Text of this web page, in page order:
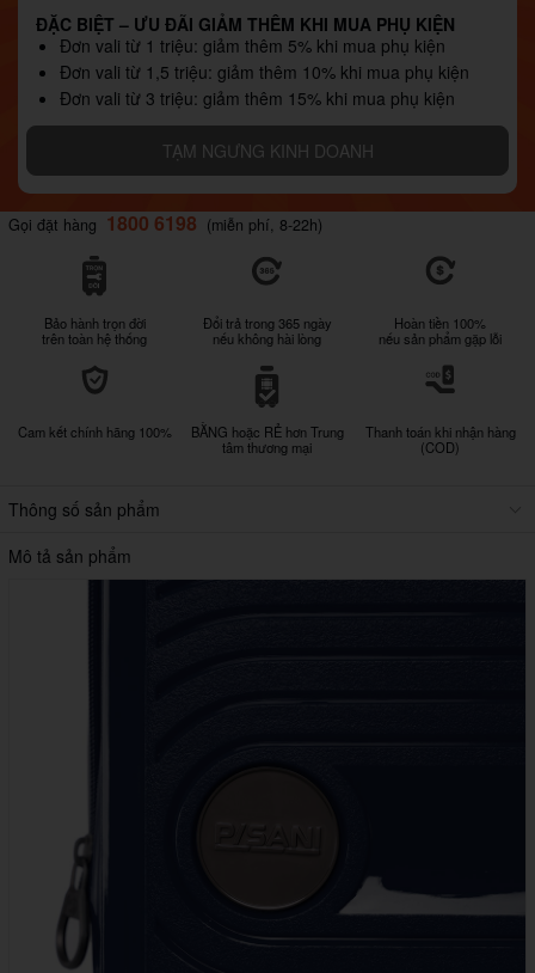
ĐẶC BIỆT – ƯU ĐÃI GIẢM THÊM KHI MUA PHỤ KIỆN
Đơn vali từ 1 triệu: giảm thêm 5% khi mua phụ kiện
Đơn vali từ 1,5 triệu: giảm thêm 10% khi mua phụ kiện
Đơn vali từ 3 triệu: giảm thêm 15% khi mua phụ kiện
TẠM NGƯNG KINH DOANH
Gọi đặt hàng 1800 6198 (miễn phí, 8-22h)
Bảo hành trọn đời
trên toàn hệ thống
Đổi trả trong 365 ngày
nếu không hài lòng
Hoàn tiền 100%
nếu sản phẩm gặp lỗi
Cam kết chính hãng 100%
BẰNG hoặc RẺ hơn Trung
tâm thương mại
Thanh toán khi nhận hàng
(COD)
Thông số sản phẩm
Mô tả sản phẩm